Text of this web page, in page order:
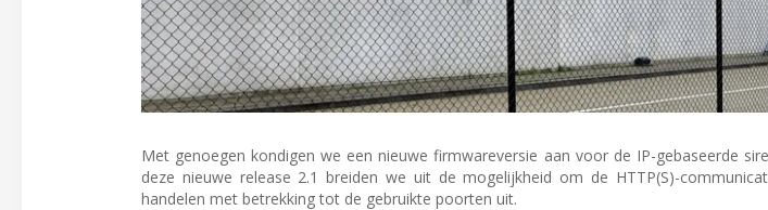
Met genoegen kondigen we een nieuwe firmwareversie aan voor de IP-gebaseerde
deze nieuwe release 2.1 breiden we uit de mogelijkheid om de HTTP(S)-
handelen met betrekking tot de gebruikte poorten uit.